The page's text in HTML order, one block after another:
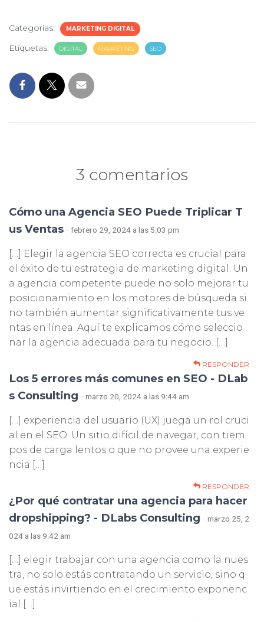
Categorías: MARKETING DIGITAL
Etiquetas: DIGITAL MARKETING SEO
3 comentarios
Cómo una Agencia SEO Puede Triplicar T
us Ventas · febrero 29, 2024 a las 5:03 pm
[…] Elegir la agencia SEO correcta es crucial para
el éxito de tu estrategia de marketing digital. Un
a agencia competente puede no solo mejorar tu
posicionamiento en los motores de búsqueda si
no también aumentar significativamente tus ve
ntas en línea. Aquí te explicamos cómo seleccio
nar la agencia adecuada para tu negocio. […]
RESPONDER
Los 5 errores más comunes en SEO - DLab
s Consulting · marzo 20, 2024 a las 9:44 am
[…] experiencia del usuario (UX) juega un rol cruci
al en el SEO. Un sitio difícil de navegar, con tiem
pos de carga lentos o que no provee una experie
ncia […]
RESPONDER
¿Por qué contratar una agencia para hacer
dropshipping? - DLabs Consulting · marzo 25, 2
024 a las 9:42 am
[…] elegir trabajar con una agencia como la nues
tra, no solo estás contratando un servicio, sino q
ue estás invirtiendo en el crecimiento exponenc
ial […]